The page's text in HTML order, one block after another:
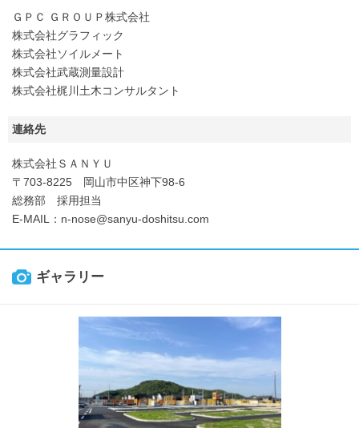
ＧＰＣ ＧＲＯＵＰ株式会社
株式会社グラフィック
株式会社ソイルメート
株式会社武蔵測量設計
株式会社梶川土木コンサルタント
連絡先
株式会社ＳＡＮＹＵ
〒703-8225 岡山市中区神下98-6
総務部 採用担当
E-MAIL：n-nose@sanyu-doshitsu.com
ギャラリー